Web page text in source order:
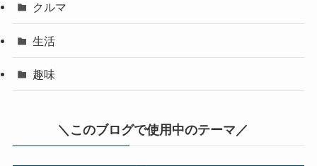
クルマ
生活
趣味
＼このブログで使用中のテーマ／